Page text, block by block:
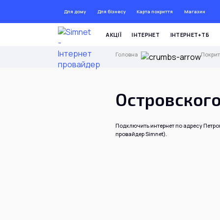
Для дому Для бізнесу Карта покриття МагазинДО 72
АКЦІЇ ІНТЕРНЕТ ІНТЕРНЕТ+ТБ
Головна
Подключить интернет по адресу
провайдер Simnet).